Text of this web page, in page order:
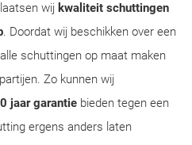
wij kwaliteit schuttingen
. Doordat wij beschikken over een
schuttingen op maat maken
Zo kunnen wij
jaar garantie bieden tegen een
ergens anders laten